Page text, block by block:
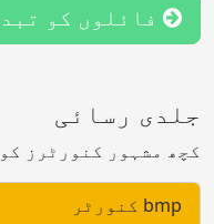
فائلوں کو
جلدی رسائی
کچھ مشہور کنورٹرز
bmp کنورٹر